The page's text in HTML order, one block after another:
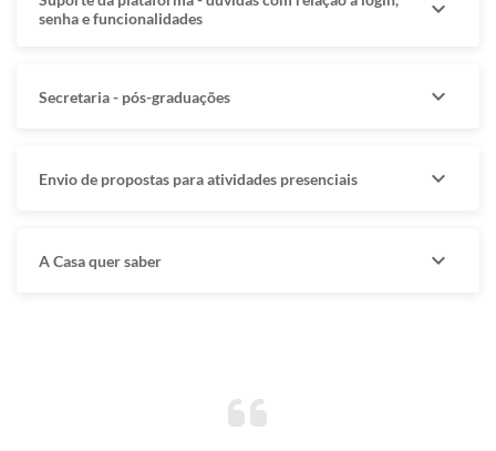
senha e funcionalidades
expand_more
Secretaria - pós-graduações expand_more
Envio de propostas para atividades presenciais expand_more
A Casa quer saber expand_more